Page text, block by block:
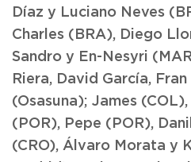
Díaz y Luciano Neves
Charles (BRA), Diego
Sandro y En-Nesyri
Riera, David García,
(Osasuna); James
(POR), Pepe (POR),
(CRO), Álvaro Morata y